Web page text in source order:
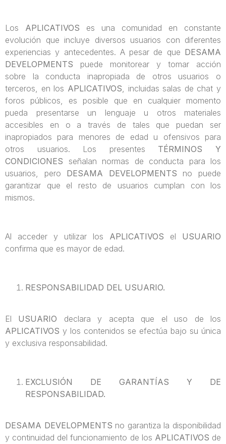
Los APLICATIVOS es una comunidad en constante
evolución que incluye diversos usuarios con diferentes
experiencias y antecedentes. A pesar de que DESAMA
DEVELOPMENTS puede monitorear y tomar acción
sobre la conducta inapropiada de otros usuarios o
terceros, en los APLICATIVOS, incluidas salas de chat y
foros públicos, es posible que en cualquier momento
pueda presentarse un lenguaje u otros materiales
accesibles en o a través de tales que puedan ser
inapropiados para menores de edad u ofensivos para
otros usuarios. Los presentes TÉRMINOS Y
CONDICIONES señalan normas de conducta para los
usuarios, pero DESAMA DEVELOPMENTS no puede
garantizar que el resto de usuarios cumplan con los
mismos.
Al acceder y utilizar los APLICATIVOS el USUARIO
confirma que es mayor de edad.
RESPONSABILIDAD DEL USUARIO.
El USUARIO declara y acepta que el uso de los
APLICATIVOS y los contenidos se efectúa bajo su única
y exclusiva responsabilidad.
EXCLUSIÓN DE GARANTÍAS Y DE
RESPONSABILIDAD.
DESAMA DEVELOPMENTS no garantiza la disponibilidad
y continuidad del funcionamiento de los APLICATIVOS de